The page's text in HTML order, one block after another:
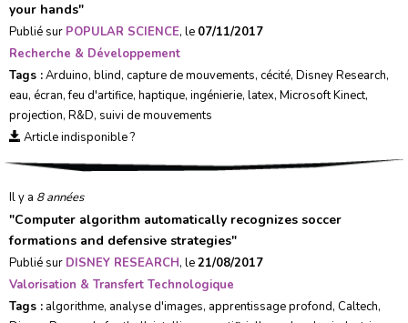
your hands"
Publié sur POPULAR SCIENCE, le 07/11/2017
Recherche & Développement
Tags :Arduino, blind, capture de mouvements, cécité, Disney Research,
eau, écran,feu d'artifice, haptique, ingénierie, latex, Microsoft Kinect,
projection, R&D, suivi de mouvements
Article indisponible ?
Il y a 8 années
"Computer algorithm automatically recognizes soccer
formations and defensive strategies"
Publié sur DISNEY RESEARCH, le21/08/2017
Valorisation & Transfert Technologique
Tags : algorithme, analyse d'images, apprentissage profond, Caltech,